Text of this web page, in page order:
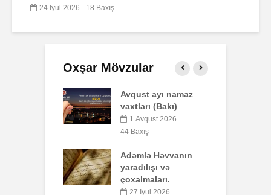
24 İyul 2026 18 Baxış
Oxşar Mövzular
Səba surəsi
10 İyul 2026
40 Baxış
7 İyul 2026 51 Baxış
AŞURA BARƏDƏ